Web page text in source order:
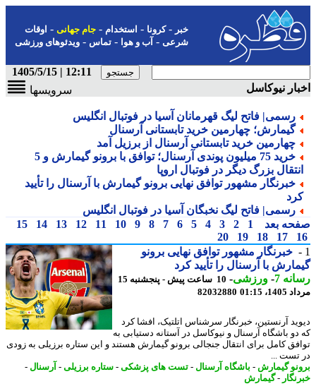
-کرونا-استخدام- جام جهانی-اوقات
شرعی-آب و هوا-تماس-ویدئوهای ورزشی
12:11 | 1405/5/15
نیوکاسل
سرویسها
رسمی| فاتح لیگ قهرمانان آسیا در فوتبال انگلیس
گیمارش؛ چهارمین خرید تابستانی آرسنال
چهارمین خرید تابستانی آرسنال از برزیل آمد
خرید 75 میلیون پوندی آرسنال؛ توافق با برونو گیمارش و 5
بزرگ دیگر در فوتبال اروپا
خبرنگار مشهور توافق نهایی برونو گیمارش با آرسنال را تأیید
رسمی| فاتح لیگ نخبگان آسیا در فوتبال انگلیس
بعد
1
2
3
4
5
6
7
8
9
10
11
12
13
14
15
17
18
19
20
خبرنگار مشهور توافق نهایی برونو
با آرسنال را تأیید کرد
7
-ورزشی-
10 ساعت پیش - پنجشنبه 15
01:15
82032880
آرنستین، خبرنگار سرشناس اتلتیک، افشا کرد
باشگاه آرسنال و نیوکاسل در آستانه دستیابی به
کامل برای انتقال جنجالی برونو گیمارش هستند و این ستاره برزیلی به زودی
تست ...
گیمارش-باشگاه آرسنال-تست های پزشکی-ستاره برزیلی-آرسنال-
-گیمارش